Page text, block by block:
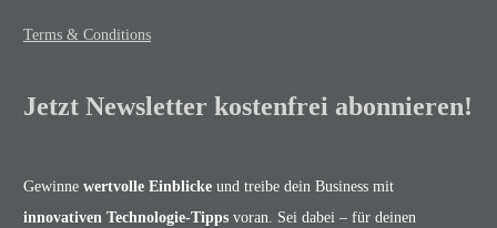
Terms & Conditions
Jetzt Newsletter kostenfrei abonnieren!
Gewinne wertvolle Einblicke und treibe dein Business mit
innovativen Technologie-Tipps voran. Sei dabei – für deinen